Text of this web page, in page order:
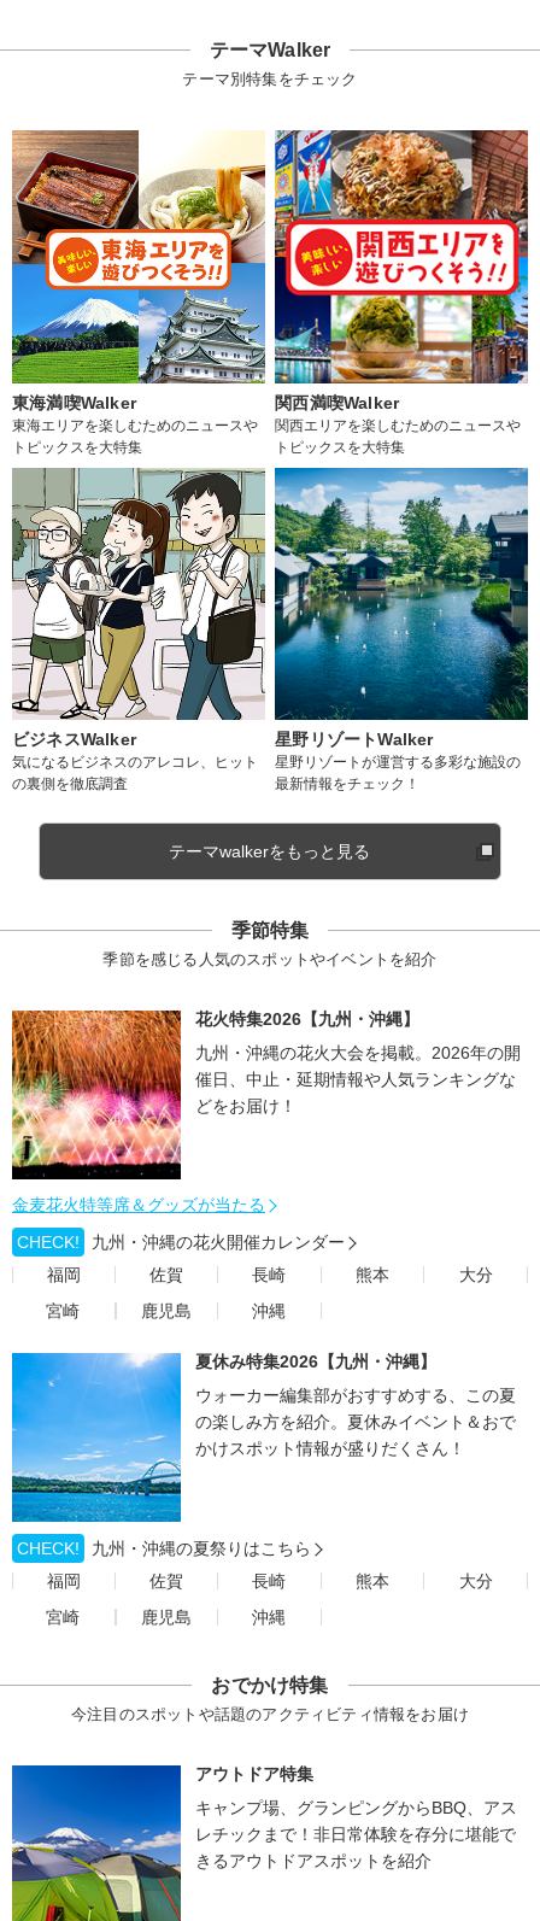
テーマWalker
テーマ別特集をチェック
東海満喫Walker
東海エリアを楽しむためのニュースや
トピックスを大特集
関西満喫Walker
関西エリアを楽しむためのニュースや
トピックスを大特集
ビジネスWalker
気になるビジネスのアレコレ、ヒット
の裏側を徹底調査
星野リゾートWalker
星野リゾートが運営する多彩な施設の
最新情報をチェック！
テーマwalkerをもっと見る
季節特集
季節を感じる人気のスポットやイベントを紹介
花火特集2026【九州・沖縄】
九州・沖縄の花火大会を掲載。2026年の開
催日、中止・延期情報や人気ランキングな
どをお届け！
金麦花火特等席＆グッズが当たる
CHECK!
九州・沖縄の花火開催カレンダー
福岡
佐賀 長崎 熊本
大分
宮崎
鹿児島 沖縄
夏休み特集2026【九州・沖縄】
ウォーカー編集部がおすすめする、この夏
の楽しみ方を紹介。夏休みイベント＆おで
かけスポット情報が盛りだくさん！
CHECK!
九州・沖縄の夏祭りはこちら
福岡
佐賀 長崎 熊本
大分
宮崎
鹿児島 沖縄
おでかけ特集
今注目のスポットや話題のアクティビティ情報をお届け
アウトドア特集
キャンプ場、グランピングからBBQ、アス
レチックまで！非日常体験を存分に堪能で
きるアウトドアスポットを紹介